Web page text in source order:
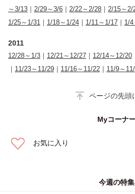
～3/13 ｜ 2/29～3/6 ｜ 2/22～2/28 ｜ 2/15～2/
1/25～1/31 ｜ 1/18～1/24 ｜ 1/11～1/17 ｜ 1/
2011
12/28～1/3 ｜ 12/21～12/27 ｜ 12/14～12/20
｜ 11/23～11/29 ｜ 11/16～11/22 ｜ 11/9～